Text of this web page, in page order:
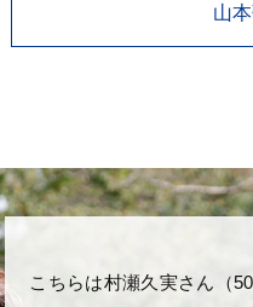
山
こちらは村瀬久実さん（